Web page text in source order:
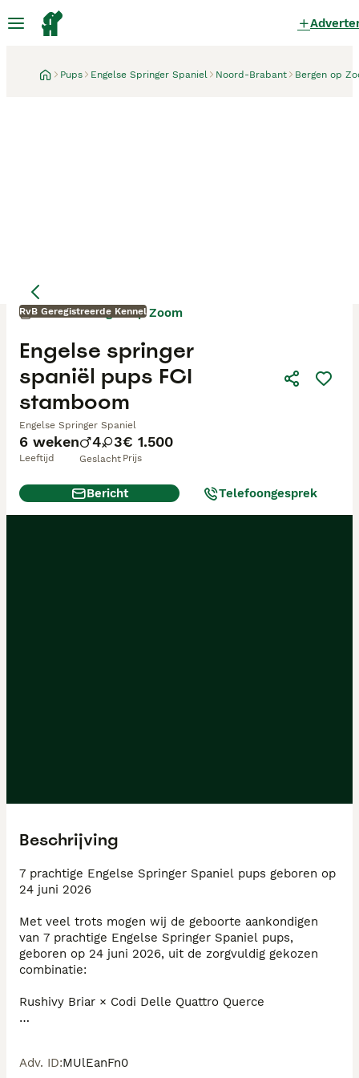
Pups Engelse Springer Spaniel Noord-Brabant Bergen op
RvB Geregistreerde Kennel
6 weken
Leeftijd
4 3
Geslacht
€ 1.500
Prijs
Engelse springer
spaniël pups FCI
stamboom
Engelse Springer Spaniel
1 maand Bergen op Zoom
Bericht Telefoongesprek
Beschrijving
7 prachtige Engelse Springer Spaniel pups geboren op
24 juni 2026
Met veel trots mogen wij de geboorte aankondigen
van 7 prachtige Engelse Springer Spaniel pups,
geboren op 24 juni 2026, uit de zorgvuldig gekozen
combinatie:
Rushivy Briar × Codi Delle Quattro Querce
karakter samen.
Adv. ID:MUlEanFn0